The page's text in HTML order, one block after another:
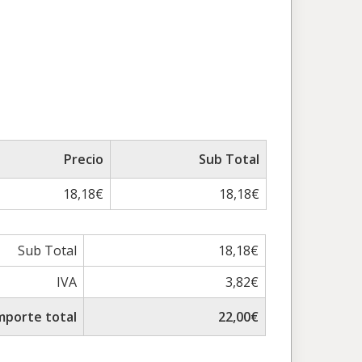
Precio
Sub Total
18,18€ 18,18€
Sub Total
18,18€
IVA
3,82€
total
22,00€